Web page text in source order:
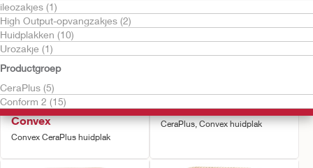
ileozakjes (1)
High Output-opvangzakjes (2)
Huidplakken (10)
Urozakje (1)
Productgroep
CeraPlus (5)
Conform 2 (15)
Probeer kosteloos
Conform 2™ Soft
Convex
Convex CeraPlus huidplak
Probeer kosteloos
Conform 2™ huidplak
CeraPlus, Convex huidplak